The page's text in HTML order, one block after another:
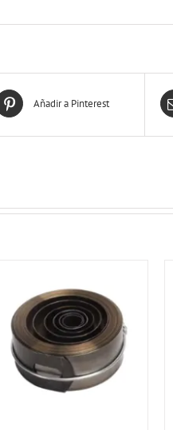
Añadir a Pinterest